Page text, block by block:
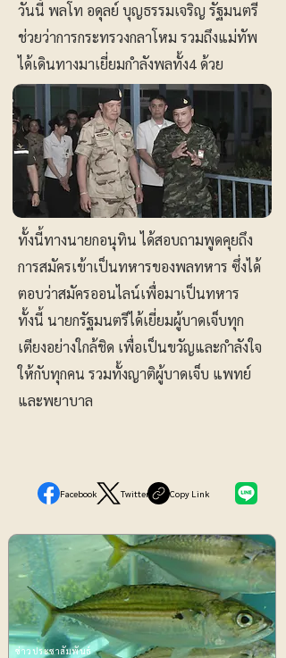
วันนี้ พลโท อดุลย์ บุญธรรมเจริญ รัฐมนตรี
ช่วยว่าการกระทรวงกลาโหม รวมถึงแม่ทัพ
ได้เดินทางมาเยี่ยมกำลังพลทั้ง4 ด้วย
ทั้งนี้ทางนายกอนุทิน ได้สอบถามพูดคุยถึง
การสมัครเข้าเป็นทหารของพลทหาร ซึ่งได้
ตอบว่าสมัครออนไลน์เพื่อมาเป็นทหาร
ทั้งนี้ นายกรัฐมนตรีได้เยี่ยมผู้บาดเจ็บทุก
เตียงอย่างใกล้ชิด เพื่อเป็นขวัญและกำลังใจ
ให้กับทุกคน รวมทั้งญาติผู้บาดเจ็บ แพทย์
และพยาบาล
Facebook Twitter Copy Link
ข่าวประชาสัมพันธ์